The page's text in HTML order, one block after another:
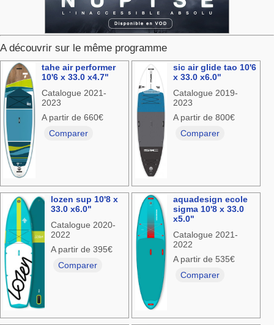
A découvrir sur le même programme
tahe air performer
10'6 x 33.0 x4.7"
Catalogue 2021-
2023
A partir de 660€
Comparer
sic air glide tao 10'6
x 33.0 x6.0"
Catalogue 2019-
2023
A partir de 800€
Comparer
lozen sup 10'8 x
33.0 x6.0"
Catalogue 2020-
2022
A partir de 395€
Comparer
aquadesign ecole
sigma 10'8 x 33.0
x5.0"
Catalogue 2021-
2022
A partir de 535€
Comparer